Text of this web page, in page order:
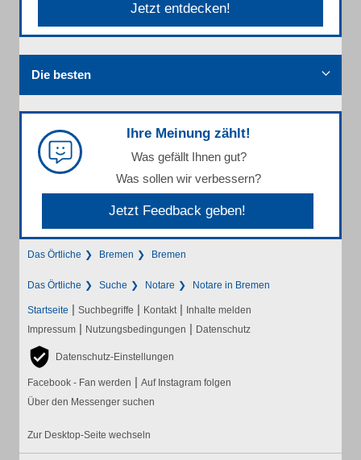
Jetzt entdecken!
Die besten
Ihre Meinung zählt!
Was gefällt Ihnen gut?
Was sollen wir verbessern?
Jetzt Feedback geben!
Das Örtliche Bremen Bremen
Das Örtliche Suche Notare Notare in Bremen
Startseite | Suchbegriffe | Kontakt | Inhalte melden
Impressum | Nutzungsbedingungen | Datenschutz
Datenschutz-Einstellungen
Facebook - Fan werden | Auf Instagram folgen
Über den Messenger suchen
Zur Desktop-Seite wechseln